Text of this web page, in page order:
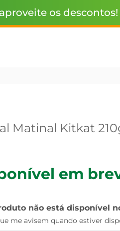
os descontos!
Matinal Kitkat
em
não está disponível
me avisem quando estiver